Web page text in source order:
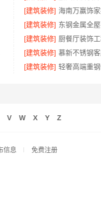
[建筑装修]
[建筑装修]
[建筑装修]
[建筑装修] 慕新不锈钢
[建筑装修]
V W X Y Z
信息 免费注册